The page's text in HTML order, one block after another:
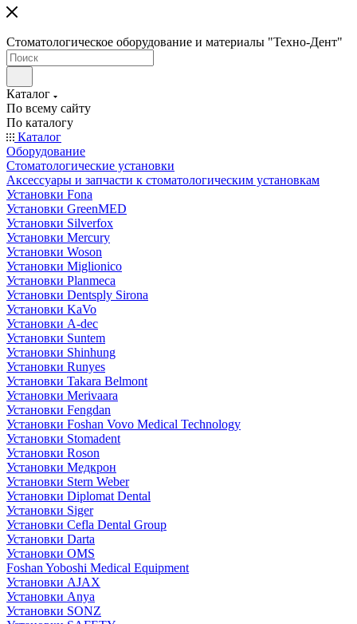
Стоматологическое оборудование и материалы "Техно-Дент"
Каталог
По всему сайту
По каталогу
Каталог
Оборудование
Стоматологические установки
Аксессуары и запчасти к стоматологическим установкам
Установки Fona
Установки GreenMED
Установки Silverfox
Установки Mercury
Установки Woson
Установки Miglionico
Установки Planmeca
Установки Dentsply Sirona
Установки KaVo
Установки A-dec
Установки Suntem
Установки Shinhung
Установки Runyes
Установки Takara Belmont
Установки Merivaara
Установки Fengdan
Установки Foshan Vovo Medical Technology
Установки Stomadent
Установки Roson
Установки Медкрон
Установки Stern Weber
Установки Diplomat Dental
Установки Siger
Установки Cefla Dental Group
Установки Darta
Установки OMS
Foshan Yoboshi Medical Equipment
Установки AJAX
Установки Anya
Установки SONZ